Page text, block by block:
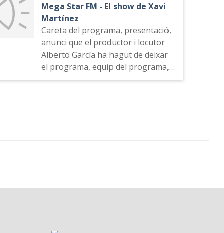
Mega Star FM - El show de Xavi
Martínez
Careta del programa, presentació,
anunci que el productor i locutor
Alberto García ha hagut de deixar
el programa, equip del programa,
indicatiu de l'emissora, tema